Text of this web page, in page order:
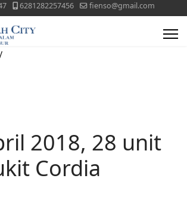
6281282257456 fienso@gmail.com
2018, 28 unit
Cordia